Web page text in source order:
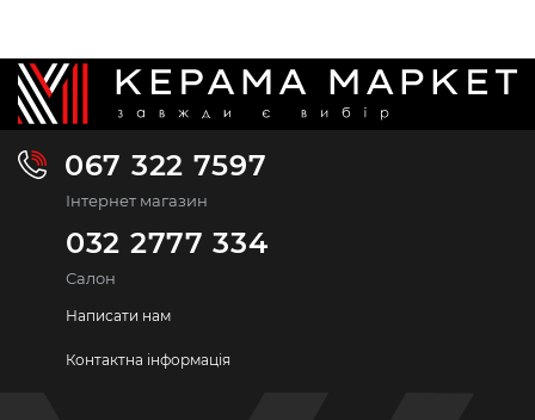
067 322 7597
Інтернет магазин
032 2777 334
Салон
Написати нам
Контактна інформація